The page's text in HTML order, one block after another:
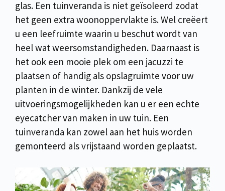
glas. Een tuinveranda is niet geïsoleerd zodat
het geen extra woonoppervlakte is. Wel creëert
u een leefruimte waarin u beschut wordt van
heel wat weersomstandigheden. Daarnaast is
het ook een mooie plek om een jacuzzi te
plaatsen of handig als opslagruimte voor uw
planten in de winter. Dankzij de vele
uitvoeringsmogelijkheden kan u er een echte
eyecatcher van maken in uw tuin. Een
tuinveranda kan zowel aan het huis worden
gemonteerd als vrijstaand worden geplaatst.